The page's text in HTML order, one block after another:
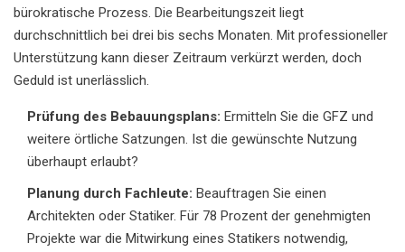
bürokratische Prozess. Die Bearbeitungszeit liegt
durchschnittlich bei drei bis sechs Monaten. Mit professioneller
Unterstützung kann dieser Zeitraum verkürzt werden, doch
Geduld ist unerlässlich.
Prüfung des Bebauungsplans: Ermitteln Sie die GFZ und
weitere örtliche Satzungen. Ist die gewünschte Nutzung
überhaupt erlaubt?
Planung durch Fachleute: Beauftragen Sie einen
Architekten oder Statiker. Für 78 Prozent der genehmigten
Projekte war die Mitwirkung eines Statikers notwendig,